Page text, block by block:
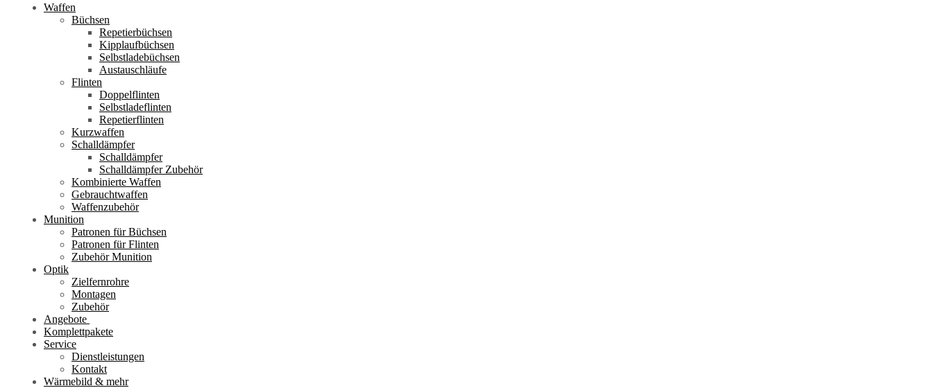
Waffen
Büchsen
Repetierbüchsen
Kipplaufbüchsen
Selbstladebüchsen
Austauschläufe
Flinten
Doppelflinten
Selbstladeflinten
Repetierflinten
Kurzwaffen
Schalldämpfer
Schalldämpfer
Schalldämpfer Zubehör
Kombinierte Waffen
Gebrauchtwaffen
Waffenzubehör
Munition
Patronen für Büchsen
Patronen für Flinten
Zubehör Munition
Optik
Zielfernrohre
Montagen
Zubehör
Angebote
Komplettpakete
Service
Dienstleistungen
Kontakt
Wärmebild & mehr